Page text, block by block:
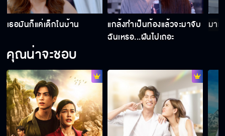
ป้าไปวัดบ่อยๆ ป้ารู้จักลุงที่ขาพิการมั้ยคะ
การแพ้ท้องของผู้ชายเกิดจากการวิตกกังวลมาก
เกินไป
เธอมันก็แค่เด็กในบ้าน
แกล้งทำเป็นท้องแล้วจะมาจับ
ฉันเหรอ...ฝันไปเถอะ
มาท
คุณน่าจะชอบ